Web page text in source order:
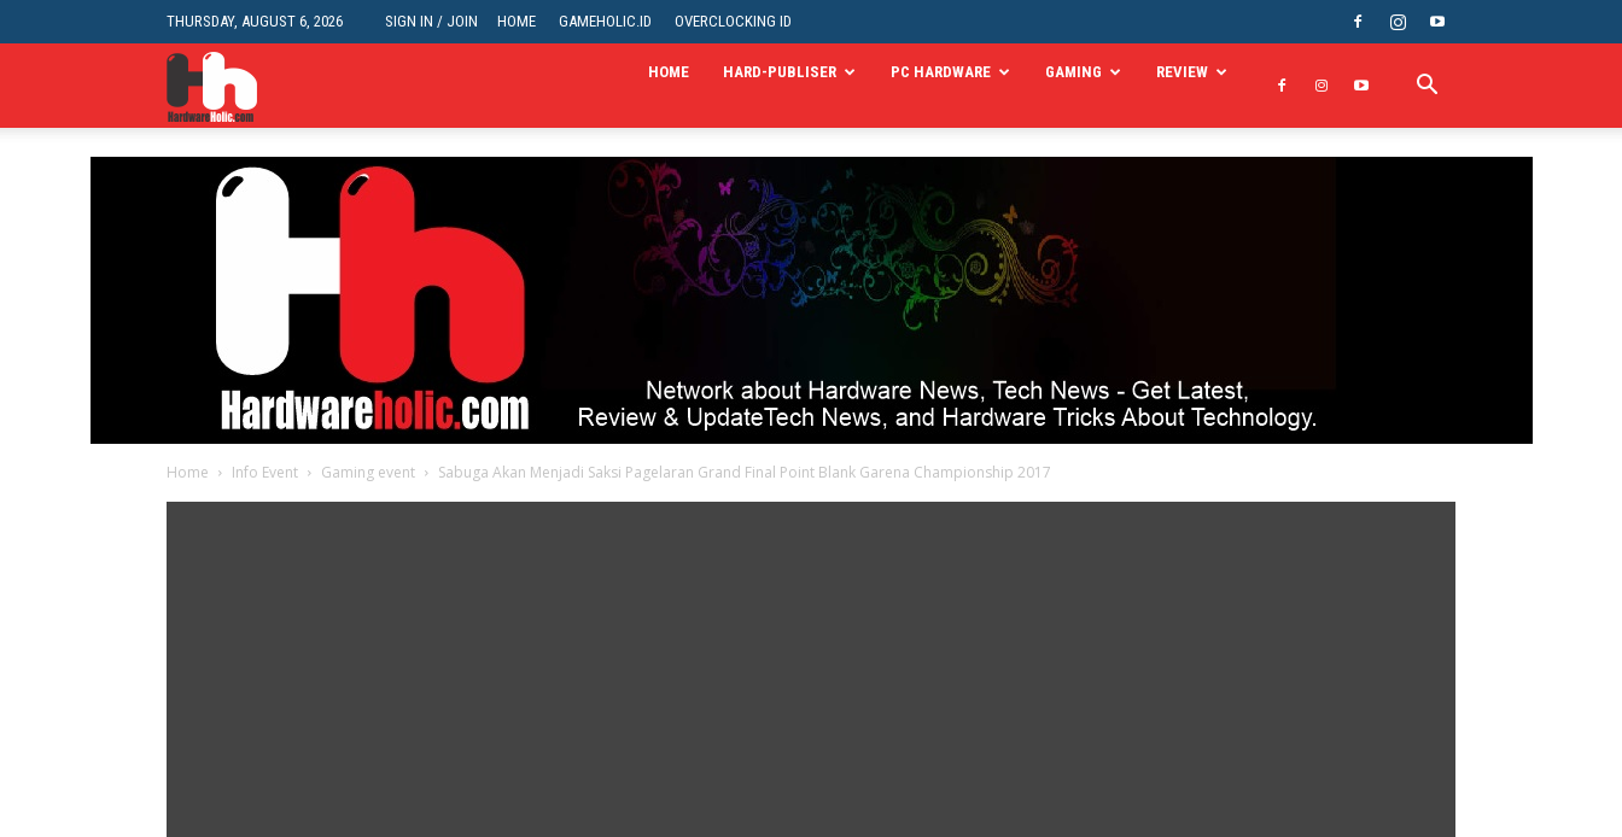
THURSDAY, AUGUST 6, 2026 SIGN IN / JOIN HOME GAMEHOLIC.ID OVERCLOCKING ID
HardwareHolic.com
HOME HARD-PUBLISER PC HARDWARE GAMING REVIEW
Home Info Event Gaming event Sabuga Akan Menjadi Saksi Pagelaran Grand Final Point Blank Garena Championship 2017